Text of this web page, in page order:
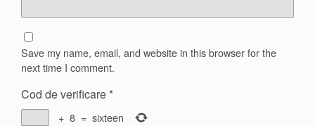
Save my name, email, and website in this browser for the
next time I comment.
Cod de verificare *
+ 8 = sixteen